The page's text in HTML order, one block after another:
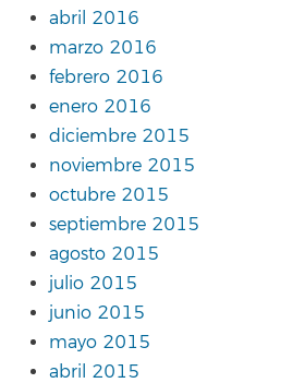
abril 2016
marzo 2016
febrero 2016
enero 2016
diciembre 2015
noviembre 2015
octubre 2015
septiembre 2015
agosto 2015
julio 2015
junio 2015
mayo 2015
abril 2015